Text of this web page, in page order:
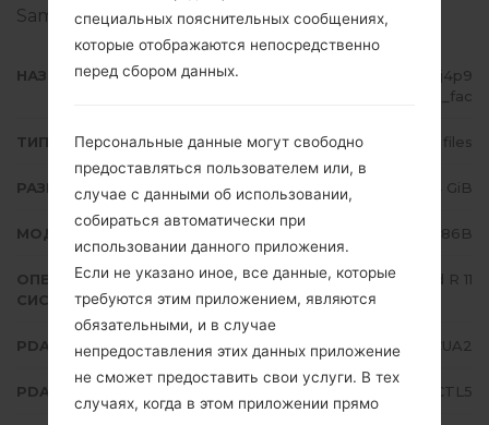
Samsungздесь
НАЗВАНИЕ ФАЙЛА
SM-N986B_1_20201223171035_j4p9
axwhdp_fac
ТИП ПРОШИВКИ 4 files
РАЗМЕР ФАЙЛА 6.84 GiB
МОДЕЛЬ Samsung SM-N986B
ОПЕРАЦИОННАЯ
СИСТЕМА
Android R 11
PDA/AP ВЕРСИЯ N986BXXS1CUA2
PDA/AP ВЕРСИЯ N986BOXM1CTL5
специальных пояснительных сообщениях,
которые отображаются непосредственно
перед сбором данных.
Персональные данные могут свободно
предоставляться пользователем или, в
случае с данными об использовании,
собираться автоматически при
использовании данного приложения.
Если не указано иное, все данные, которые
требуются этим приложением, являются
обязательными, и в случае
непредоставления этих данных приложение
не сможет предоставить свои услуги. В тех
случаях, когда в этом приложении прямо